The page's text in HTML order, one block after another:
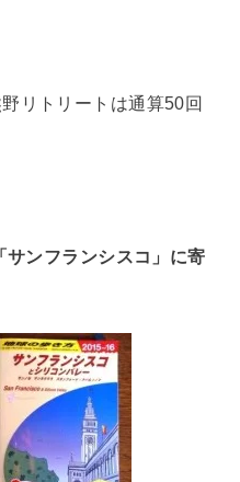
リトリートは通算50回
ンフランシスコ」に寄